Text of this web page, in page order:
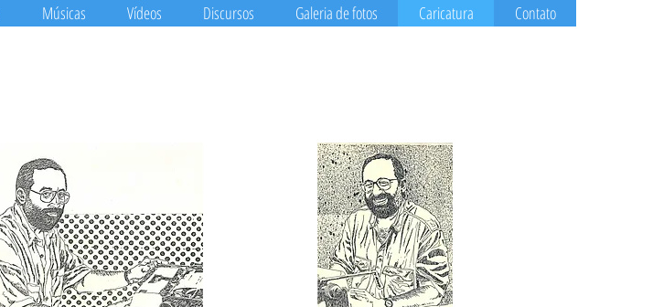
Músicas Vídeos Discursos Galeria de fotos Caricatura Contato